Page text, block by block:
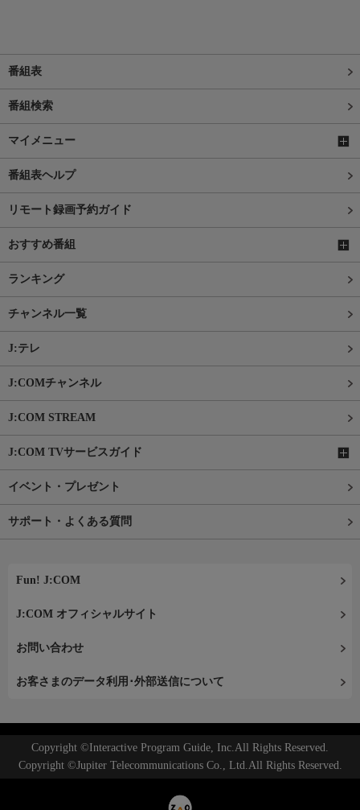
番組表
番組検索
マイメニュー
番組表ヘルプ
リモート録画予約ガイド
おすすめ番組
ランキング
チャンネル一覧
J:テレ
J:COMチャンネル
J:COM STREAM
J:COM TVサービスガイド
イベント・プレゼント
サポート・よくある質問
Fun! J:COM
J:COM オフィシャルサイト
お問い合わせ
お客さまのデータ利用･外部送信について
Copyright ©Interactive Program Guide, Inc.All Rights Reserved.
Copyright ©Jupiter Telecommunications Co., Ltd.All Rights Reserved.